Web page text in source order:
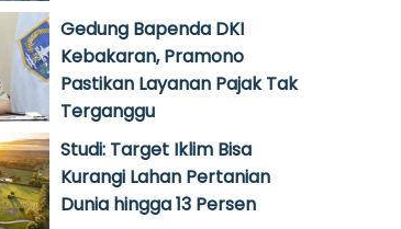
Gedung Bapenda DKI
Kebakaran, Pramono
Pastikan Layanan Pajak Tak
Terganggu
Studi: Target Iklim Bisa
Kurangi Lahan Pertanian
Dunia hingga 13 Persen